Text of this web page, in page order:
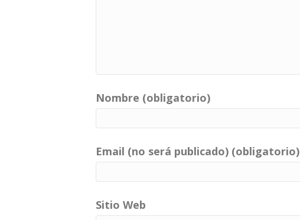
Nombre (obligatorio)
Email (no será publicado) (obligatorio)
Sitio Web